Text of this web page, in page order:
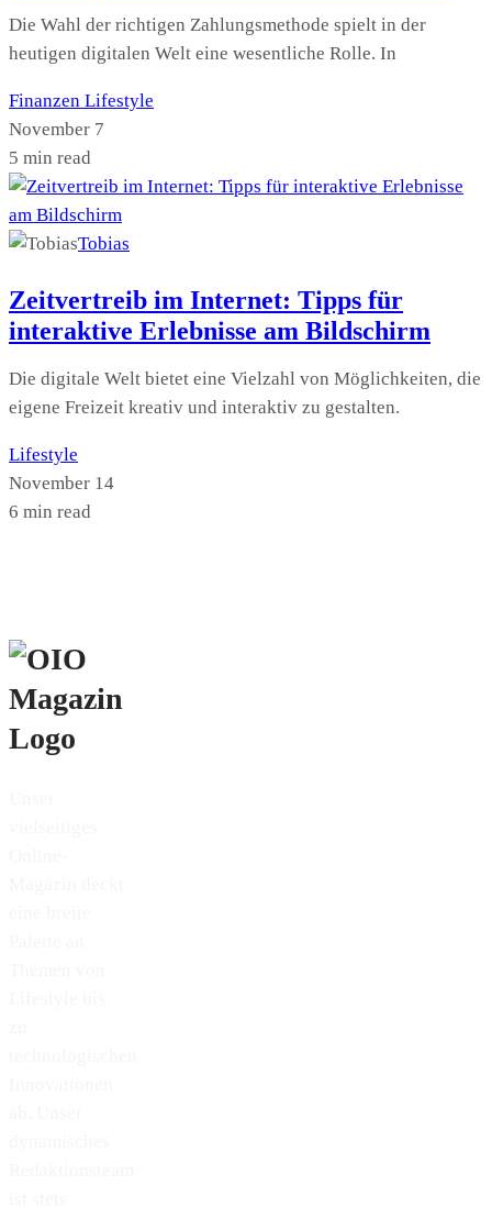
Die Wahl der richtigen Zahlungsmethode spielt in der
heutigen digitalen Welt eine wesentliche Rolle. In
Finanzen Lifestyle
November 7
5 min read
Tobias
Zeitvertreib im Internet: Tipps für
interaktive Erlebnisse am Bildschirm
Die digitale Welt bietet eine Vielzahl von Möglichkeiten, die
eigene Freizeit kreativ und interaktiv zu gestalten.
Lifestyle
November 14
6 min read